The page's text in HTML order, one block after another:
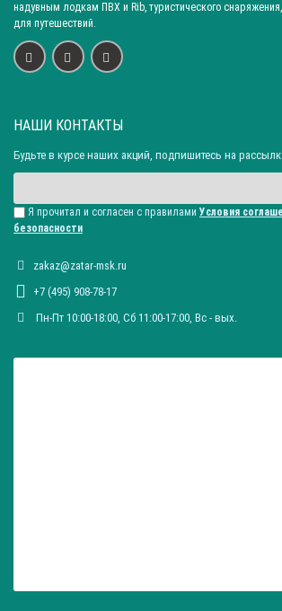
надувным лодкам ПВХ и Rib, туристического
для путешествий.
НАШИ КОНТАКТЫ
Будьте в курсе наших акций, подпишитесь на
Я прочитал и согласен с правилами Условия
безопасности
zakaz@zatar-msk.ru
+7 (495) 908-78-17
Пн-Пт 10:00-18:00, Сб 11:00-17:00, Вc - вых.